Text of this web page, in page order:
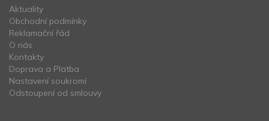
Aktuality
Obchodní podmínky
Reklamační řád
O nás
Kontakty
Doprava a Platba
Nastavení soukromí
Odstoupení od smlouvy